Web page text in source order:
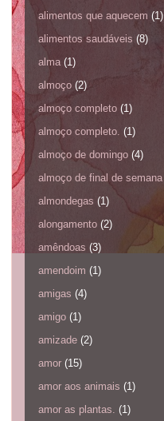
alimentos que aquecem (1)
alimentos saudáveis (8)
alma (1)
almoço (2)
almoço completo (1)
almoço completo. (1)
almoço de domingo (4)
almoço de final de semana
almondegas (1)
alongamento (2)
amêndoas (3)
amendoim (1)
amigas (4)
amigo (1)
amizade (2)
amor (15)
amor aos animais (1)
amor as plantas. (1)